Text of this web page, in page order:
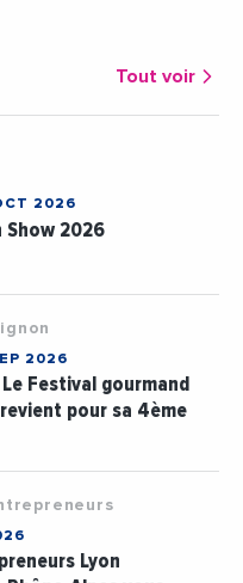
Tout voir
2026
Show 2026
2026
Festival gourmand
pour sa 4ème
Lyon